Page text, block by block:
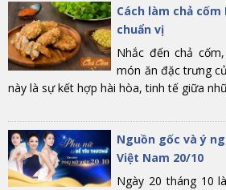
Cách làm chả
chuẩn vị
Nhắc đến chả
món ăn đặc trưng
này là sự kết hợp hài hòa, tinh tế giữa
Nguồn gốc và ý
Việt Nam 20/10
Ngày 20 tháng 10